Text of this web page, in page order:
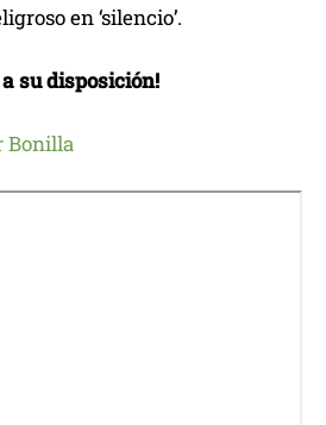
en ‘silencio’.
su disposición!
Bonilla